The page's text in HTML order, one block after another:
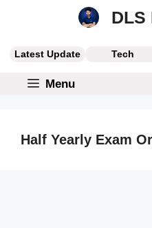
DLS
Latest Update Tech
Menu
Half Yearly Exam